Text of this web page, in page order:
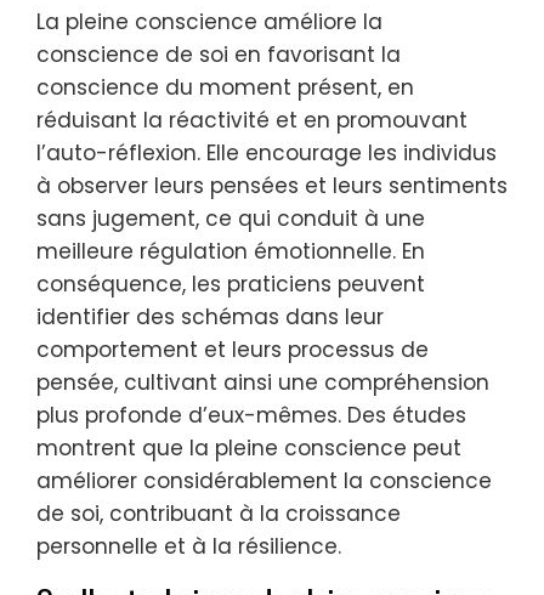
La pleine conscience améliore la
conscience de soi en favorisant la
conscience du moment présent, en
réduisant la réactivité et en promouvant
l’auto-réflexion. Elle encourage les individus
à observer leurs pensées et leurs sentiments
sans jugement, ce qui conduit à une
meilleure régulation émotionnelle. En
conséquence, les praticiens peuvent
identifier des schémas dans leur
comportement et leurs processus de
pensée, cultivant ainsi une compréhension
plus profonde d’eux-mêmes. Des études
montrent que la pleine conscience peut
améliorer considérablement la conscience
de soi, contribuant à la croissance
personnelle et à la résilience.